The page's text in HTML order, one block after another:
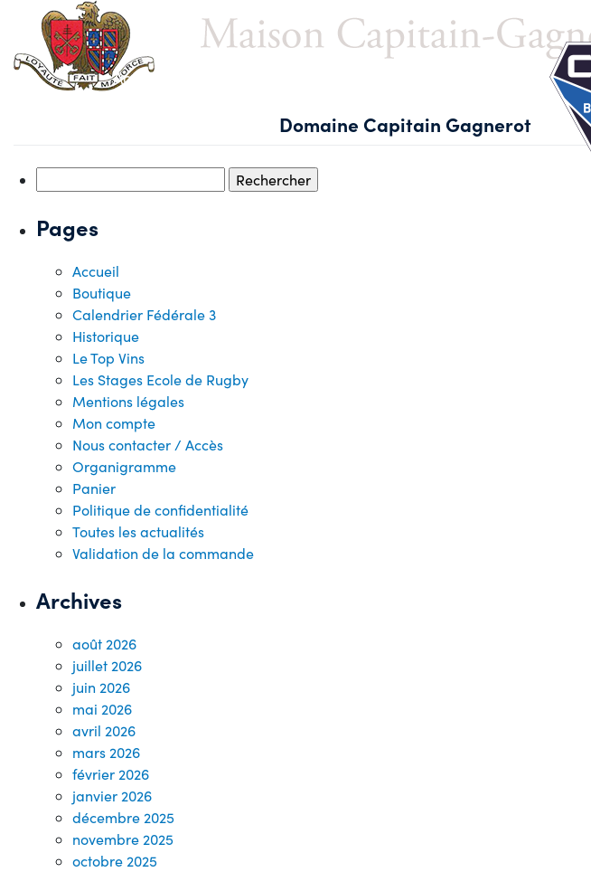
content
Accueil
Domaine Capitain Gagnerot
Pages
Accueil
Boutique
Calendrier Fédérale 3
Historique
Le Top Vins
Les Stages Ecole de Rugby
Mentions légales
Mon compte
Nous contacter / Accès
Organigramme
Panier
Politique de confidentialité
Toutes les actualités
Validation de la commande
Archives
août 2026
juillet 2026
juin 2026
mai 2026
avril 2026
mars 2026
février 2026
janvier 2026
décembre 2025
novembre 2025
octobre 2025